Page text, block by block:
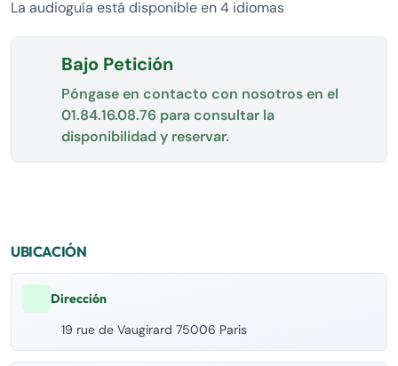
La audioguía está disponible en 4 idiomas
Bajo Petición
Póngase en contacto con nosotros en el
01.84.16.08.76 para consultar la
disponibilidad y reservar.
UBICACIÓN
Dirección
19 rue de Vaugirard 75006 Paris